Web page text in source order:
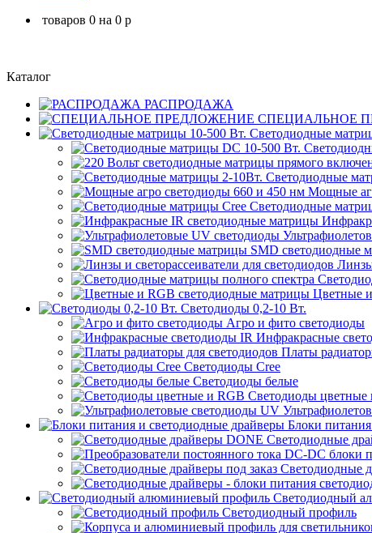
товаров 0 на 0 p
Каталог
РАСПРОДАЖА
СПЕЦИАЛЬНОЕ
Светодиодные
Светодиодные
Мощные
Светодиодные
SMD светодиодные
Линзы
Цветные
Светодиоды 0,2-10 Вт.
Агро и фито светодиоды
Инфракрасные
Платы
Светодиоды Cree
Светодиоды белые
Светодиоды цветные
Блоки
Светодиодные
Светодиодные
Светодиодный
Светодиодный профиль